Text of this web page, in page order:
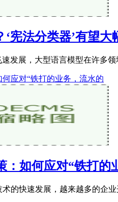
宪法分类器’有望大
发展，大型语言模型在许多
：如何应对“铁打的
的快速发展，越来越多的企